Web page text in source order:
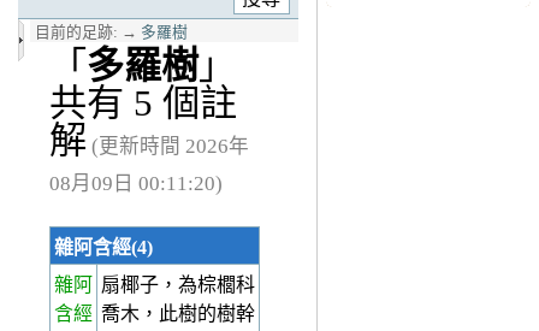
目前的足跡: → 多羅樹
「 多羅樹」
共有 5 個註
解 (更新時間 2026年
08月09日 00:11:20)
雜阿含經(4)
雜阿
含經
扇椰子，為棕櫚科
喬木，此樹的樹幹